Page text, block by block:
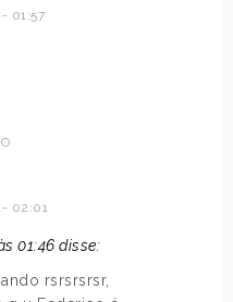
01:57
- 02:01
01:46 disse:
rsrsrsrsr,